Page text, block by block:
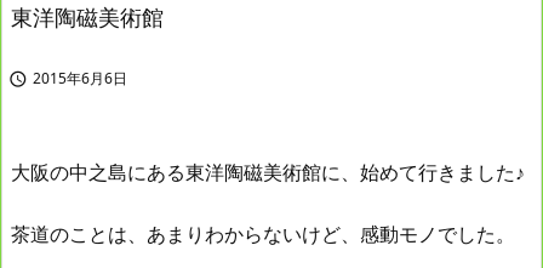
東洋陶磁美術館
 2015年6月6日
大阪の中之島にある東洋陶磁美術館に、始めて行きました♪
茶道のことは、あまりわからないけど、感動モノでした。